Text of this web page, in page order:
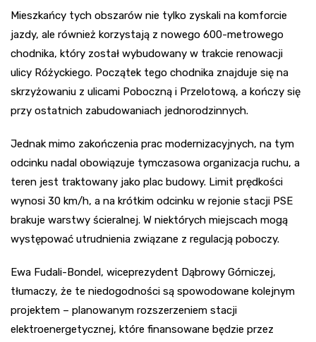
Mieszkańcy tych obszarów nie tylko zyskali na komforcie
jazdy, ale również korzystają z nowego 600-metrowego
chodnika, który został wybudowany w trakcie renowacji
ulicy Różyckiego. Początek tego chodnika znajduje się na
skrzyżowaniu z ulicami Poboczną i Przelotową, a kończy się
przy ostatnich zabudowaniach jednorodzinnych.
Jednak mimo zakończenia prac modernizacyjnych, na tym
odcinku nadal obowiązuje tymczasowa organizacja ruchu, a
teren jest traktowany jako plac budowy. Limit prędkości
wynosi 30 km/h, a na krótkim odcinku w rejonie stacji PSE
brakuje warstwy ścieralnej. W niektórych miejscach mogą
występować utrudnienia związane z regulacją poboczy.
Ewa Fudali-Bondel, wiceprezydent Dąbrowy Górniczej,
tłumaczy, że te niedogodności są spowodowane kolejnym
projektem – planowanym rozszerzeniem stacji
elektroenergetycznej, które finansowane będzie przez